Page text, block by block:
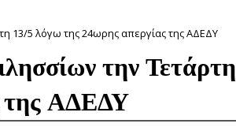
13/5 λόγω της 24ωρης απεργίας της ΑΔΕΔΥ
την Τετάρτη
της ΑΔΕΔΥ